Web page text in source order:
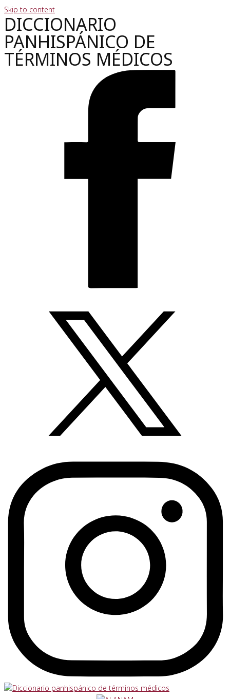
Skip to content
DICCIONARIO
PANHISPÁNICO DE
TÉRMINOS MÉDICOS